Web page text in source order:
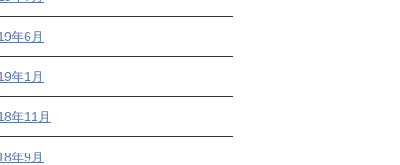
年6月
年1月
年11月
年9月